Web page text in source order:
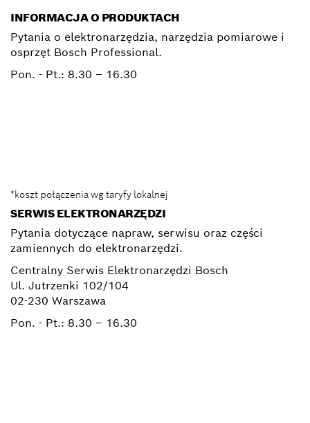
INFORMACJA O PRODUKTACH
Pytania o elektronarzędzia, narzędzia pomiarowe i
osprzęt Bosch Professional.
Pon. - Pt.: 8.30 – 16.30
*koszt połączenia wg taryfy lokalnej
SERWIS ELEKTRONARZĘDZI
Pytania dotyczące napraw, serwisu oraz części
zamiennych do elektronarzędzi.
Centralny Serwis Elektronarzędzi Bosch
Ul. Jutrzenki 102/104
02-230 Warszawa
Pon. - Pt.: 8.30 – 16.30